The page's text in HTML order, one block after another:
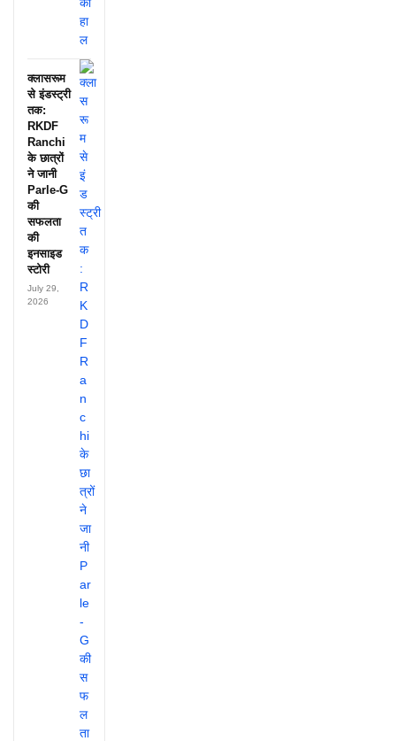
क्लासरूम
से इंडस्ट्री
तक:
RKDF
Ranchi
के छात्रों
ने जानी
Parle-G
की
सफलता
की
इनसाइड
स्टोरी
July 29,
2026